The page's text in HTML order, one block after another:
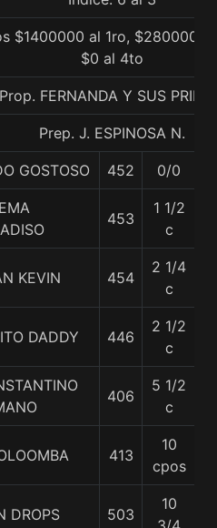
$1400000 al 1ro, $280000
$0 al 4to
Prop. FERNANDA Y SUS
Prep. J. ESPINOSA N.
GOSTOSO 452 0/0
453
1 1/2
c
KEVIN 454
2 1/4
c
DADDY 446
2 1/2
c
406
5 1/2
c
413
10
cpos
DROPS 503
10